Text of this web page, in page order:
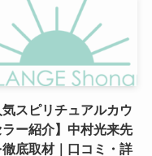
気スピリチュアルカウ
ラー紹介】中村光来先
底取材｜口コミ・詳